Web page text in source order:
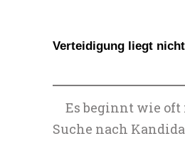
Verteidigung liegt
Es beginnt wie oft
Suche nach